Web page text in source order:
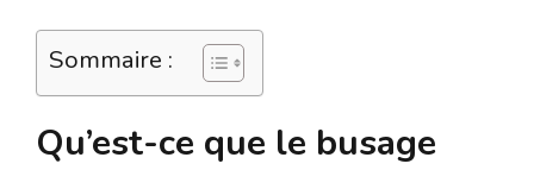
Sommaire :
Qu’est-ce que le busage